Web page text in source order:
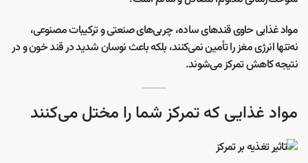
مواد غذایی حاوی قندهای ساده، چربی‌های صنعتی و ترکیبات مصنوعی،
نه‌تنها انرژی مغز را تأمین نمی‌کنند، بلکه باعث نوسان شدید در قند خون و در
نتیجه کاهش تمرکز می‌شوند.
مواد غذایی که تمرکز شما را مختل می‌کنند